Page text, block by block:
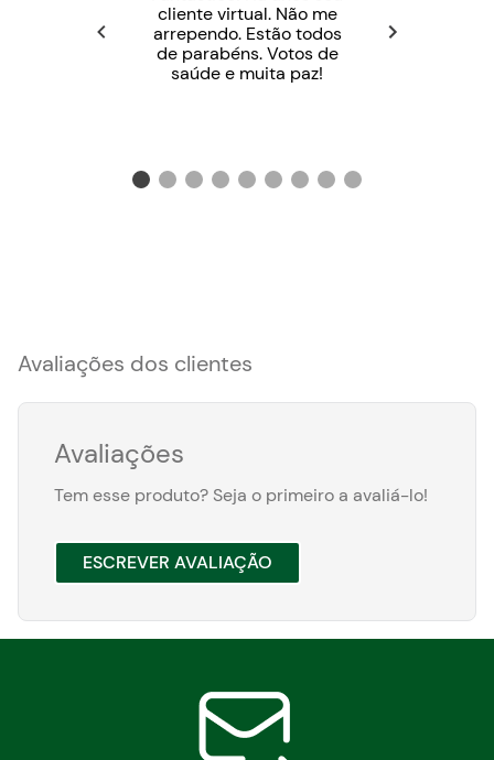
cliente virtual. Não me
arrependo. Estão todos
de parabéns. Votos de
saúde e muita paz!
Avaliações dos clientes
Avaliações
Tem esse produto? Seja o primeiro a avaliá-lo!
ESCREVER AVALIAÇÃO